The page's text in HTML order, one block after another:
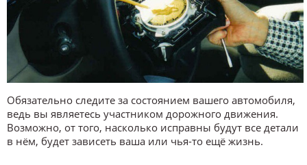
Обязательно следите за состоянием вашего автомобиля,
ведь вы являетесь участником дорожного движения.
Возможно, от того, насколько исправны будут все детали
в нём, будет зависеть ваша или чья-то ещё жизнь.